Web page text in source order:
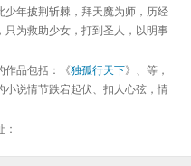
年披荆斩棘，拜天魔为师，历经
为救助少女，打到圣人，以明事
作品包括：《独孤行天下》、等，
说情节跌宕起伏、扣人心弦，情